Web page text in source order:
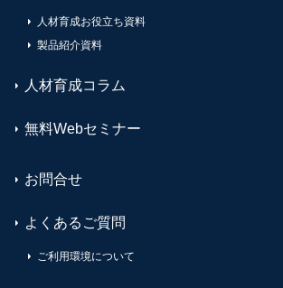
人材育成お役立ち資料
製品紹介資料
人材育成コラム
無料Webセミナー
お問合せ
よくあるご質問
ご利用環境について